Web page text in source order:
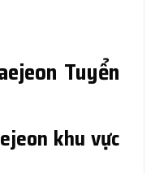
Tuyển
khu vực